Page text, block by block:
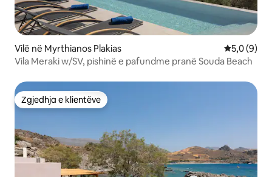
Vilë në Myrthianos Plakias Vlerësimi
5,0 (9)
Vila Meraki w/SV, pishinë e pafundme pranë Souda Beach
Zgjedhja e klientëve
Zgjedhja e klientëve